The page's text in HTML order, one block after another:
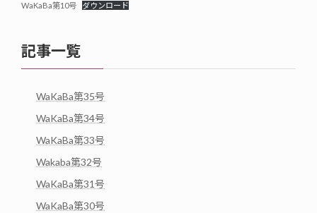
WaKaBa第10号 ダウンロード
記事一覧
WaKaBa第35号
WaKaBa第34号
WaKaBa第33号
Wakaba第32号
WaKaBa第31号
WaKaBa第30号